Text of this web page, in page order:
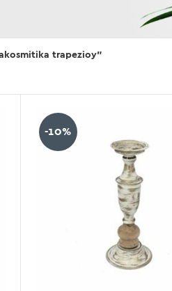
trapezioy”
-10%